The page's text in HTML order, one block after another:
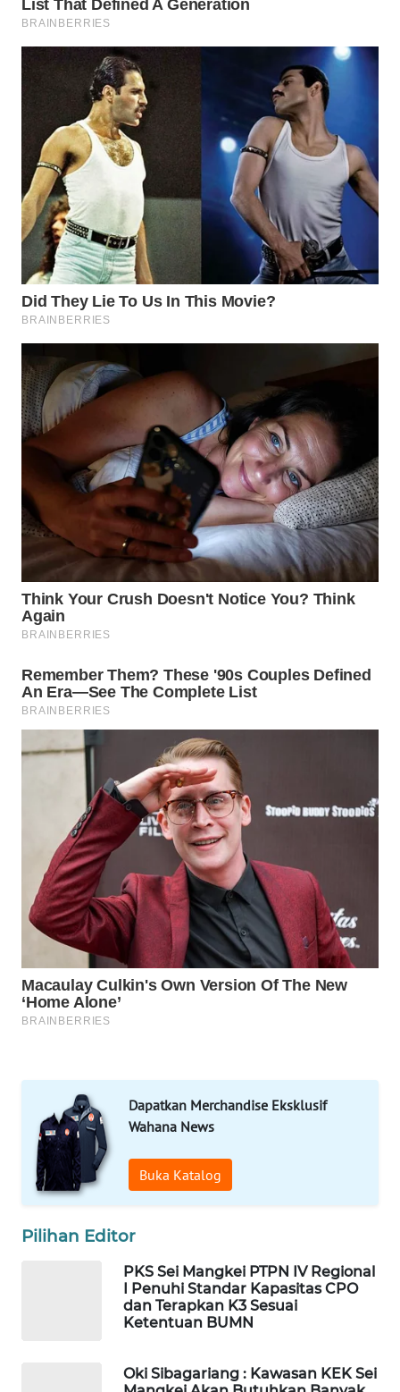
Dapatkan Merchandise Eksklusif
Wahana News
Buka Katalog
Pilihan Editor
PKS Sei Mangkei PTPN IV Regional
I Penuhi Standar Kapasitas CPO
dan Terapkan K3 Sesuai
Ketentuan BUMN
Oki Sibagariang : Kawasan KEK Sei
ADVOKAT
WAHANA
INFRASTRUKTUR
WAHANA
KONSUMEN
WAHANA
LISTRIK
WAHANA
TRAVEL
WAHANA
TV
WAHANANEWS
ID
WAHANANEWS
CO ID
WAHANANEWS
NET
WAHANA
SPORT
UMKM
WAHANA
PERSONA
WAHANA
OTOMOTIF
WAHANA
HEALTH
WAHANA
DESA
WISATA
Wahana
Network
KONSUMEN